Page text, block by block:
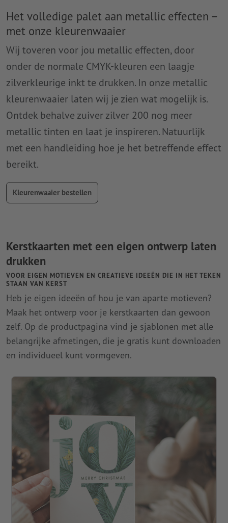
Het volledige palet aan metallic effecten –
met onze kleurenwaaier
Wij toveren voor jou metallic effecten, door
onder de normale CMYK-kleuren een laagje
zilverkleurige inkt te drukken. In onze metallic
kleurenwaaier laten wij je zien wat mogelijk is.
Ontdek behalve zuiver zilver 200 nog meer
metallic tinten en laat je inspireren. Natuurlijk
met een handleiding hoe je het betreffende effect
bereikt.
Kleurenwaaier bestellen
Kerstkaarten met een eigen ontwerp laten
drukken
VOOR EIGEN MOTIEVEN EN CREATIEVE IDEEËN DIE IN HET TEKEN
STAAN VAN KERST
Heb je eigen ideeën of hou je van aparte motieven?
Maak het ontwerp voor je kerstkaarten dan gewoon
zelf. Op de productpagina vind je sjablonen met alle
belangrijke afmetingen, die je gratis kunt downloaden
en individueel kunt vormgeven.